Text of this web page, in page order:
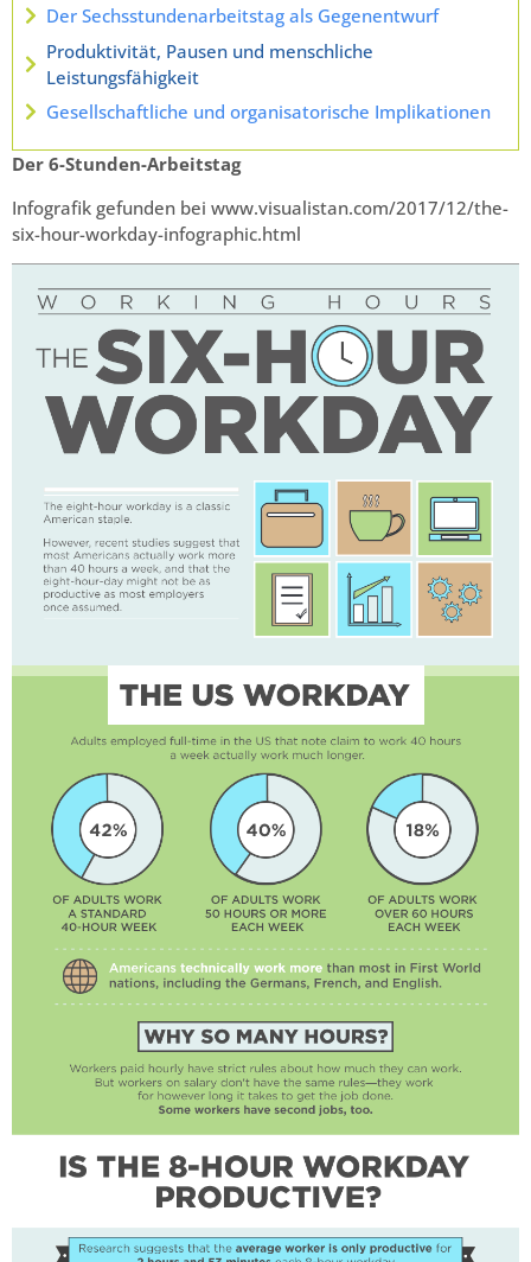
Der Sechsstundenarbeitstag als Gegenentwurf
Produktivität, Pausen und menschliche
Leistungsfähigkeit
Gesellschaftliche und organisatorische Implikationen
Der 6-Stunden-Arbeitstag
Infografik gefunden bei www.visualistan.com/2017/12/the-
six-hour-workday-infographic.html